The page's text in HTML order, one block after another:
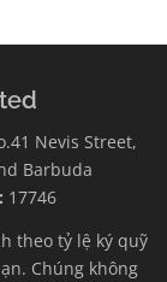
Nevis Street,
Barbuda
17746
theo tỷ lệ ký quỹ
Chúng không